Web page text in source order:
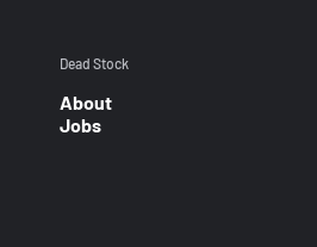
Dead Stock
About
Jobs